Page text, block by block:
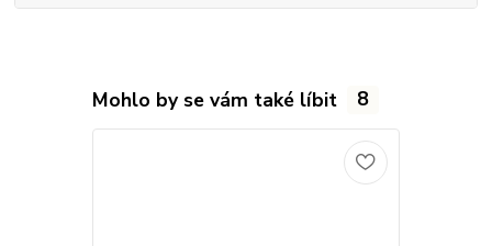
Mohlo by se vám také líbit 8